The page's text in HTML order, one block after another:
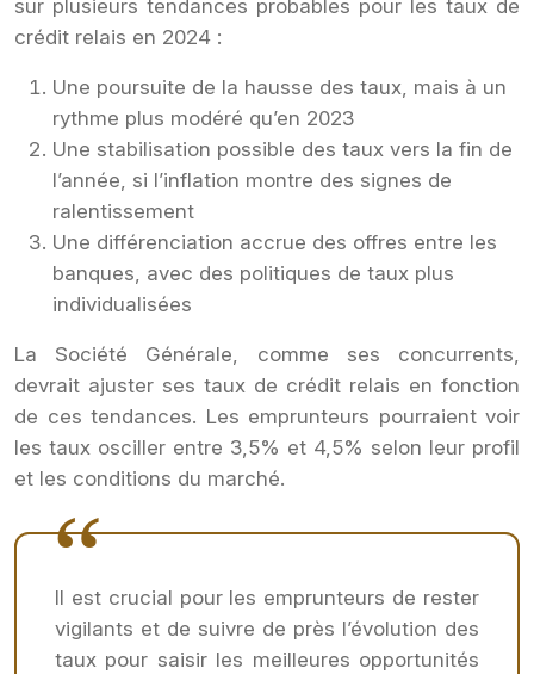
sur plusieurs tendances probables pour les taux de
crédit relais en 2024 :
Une poursuite de la hausse des taux, mais à un
rythme plus modéré qu’en 2023
Une stabilisation possible des taux vers la fin de
l’année, si l’inflation montre des signes de
ralentissement
Une différenciation accrue des offres entre les
banques, avec des politiques de taux plus
individualisées
La Société Générale, comme ses concurrents,
devrait ajuster ses taux de crédit relais en fonction
de ces tendances. Les emprunteurs pourraient voir
les taux osciller entre 3,5% et 4,5% selon leur profil
et les conditions du marché.
Il est crucial pour les emprunteurs de rester
vigilants et de suivre de près l’évolution des
taux pour saisir les meilleures opportunités